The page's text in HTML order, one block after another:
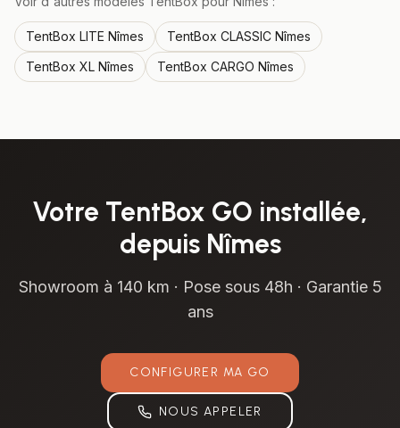
TentBox LITE Nîmes TentBox CLASSIC Nîmes
TentBox XL Nîmes TentBox CARGO Nîmes
Votre TentBox GO installée,
depuis Nîmes
Showroom à 140 km · Pose sous 48h · Garantie 5
ans
CONFIGURER MA GO
NOUS APPELER